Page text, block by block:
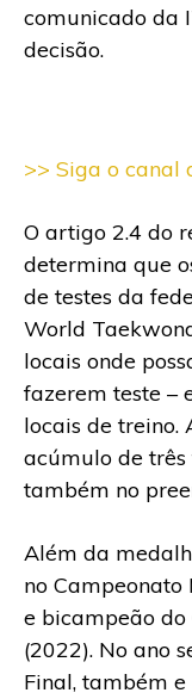
comunicado da
decisão.
>> Siga o canal
O artigo 2.4 do
determina que
de testes da
World
locais onde
fazerem teste –
locais de treino.
acúmulo de
também no
Além da
no
e bicampeão
(2022). No ano
Final, também